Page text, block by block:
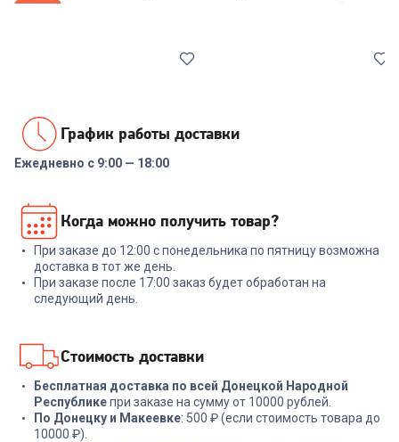
Реле напряжения Rucelf
SRW-16A 3кВА
+ 47 бонусов
1 599₽
+68 бонусов
2 299₽
График работы доставки
Ежедневно с 9:00 — 18:00
Когда можно получить товар?
При заказе до 12:00 с понедельника по пятницу возможна
доставка в тот же день.
При заказе после 17:00 заказ будет обработан на
следующий день.
Стоимость доставки
Бесплатная доставка по всей Донецкой Народной
Республикепри заказе на сумму от 10000 рублей.
По Донецку и Макеевке: 500 ₽ (если стоимость товара до
10000 ₽).